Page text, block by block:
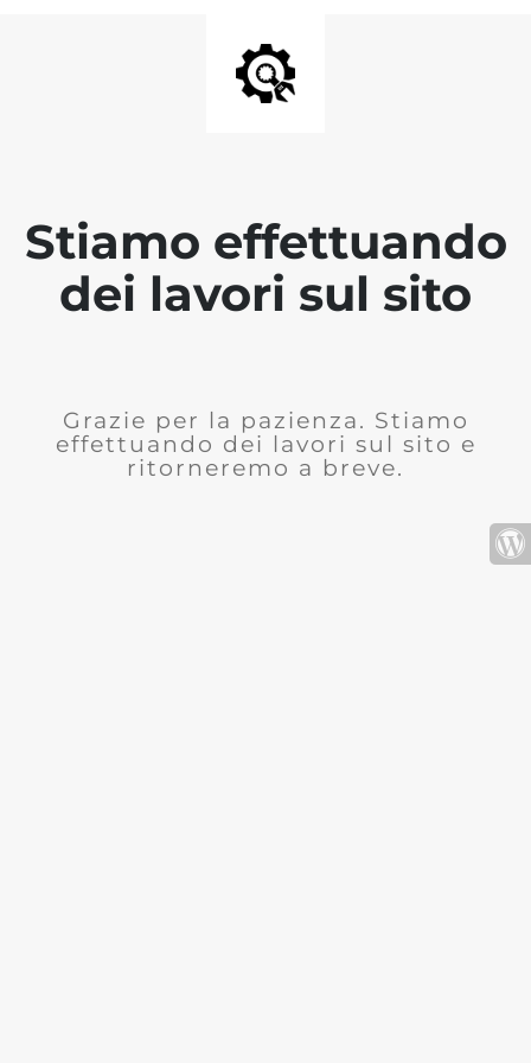
Stiamo effettuando
dei lavori sul sito
Grazie per la pazienza. Stiamo
effettuando dei lavori sul sito e
ritorneremo a breve.